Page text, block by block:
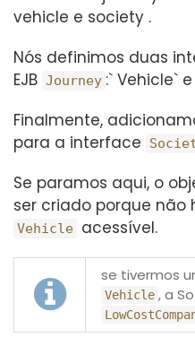
vehicle e society .
Nós definimos duas
EJB Journey :` Vehicle` e
Finalmente,
para a interface
Se paramos aqui, o
ser criado porque
Vehicle acessível.
se tivermos
Vehicle , a